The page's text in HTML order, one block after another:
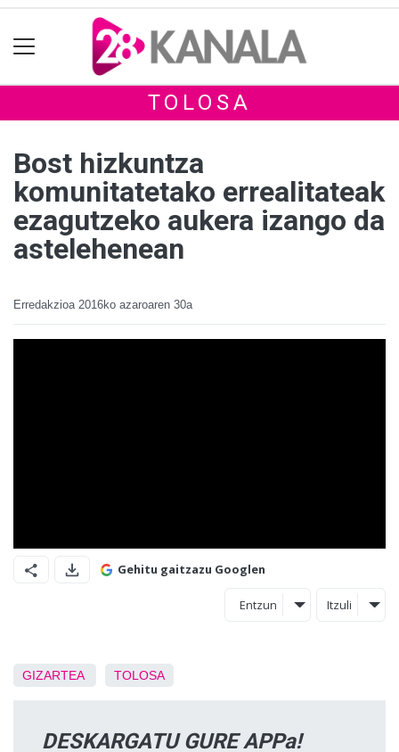
TOLOSA
Bost hizkuntza
komunitatetako errealitateak
ezagutzeko aukera izango da
astelehenean
Erredakzioa 2016ko azaroaren 30a
Gehitu gaitzazu Googlen
Entzun Itzuli
GIZARTEA TOLOSA
DESKARGATU GURE APPa!